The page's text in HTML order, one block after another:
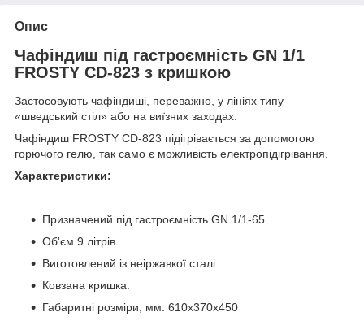
Опис
Чафіндиш під гастроємність GN 1/1
FROSTY CD-823 з кришкою
Застосовують чафіндиші, переважно, у лініях типу
«шведський стіл» або на виїзних заходах.
Чафіндиш FROSTY CD-823 підігрівається за допомогою
горючого гелю, так само є можливість електропідігрівання.
Характеристики:
Призначений під гастроємність GN 1/1-65.
Об'єм 9 літрів.
Виготовлений із неіржавкої сталі.
Ковзана кришка.
Габаритні розміри, мм: 610х370х450